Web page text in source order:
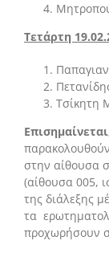
Τετάρτη
Τσίκητη
στην αίθουσα
(αίθουσα 005,
της διάλεξης
τα
προχωρήσουν